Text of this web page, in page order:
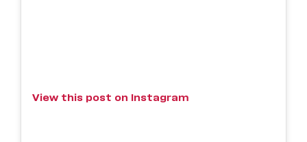
View this post on Instagram